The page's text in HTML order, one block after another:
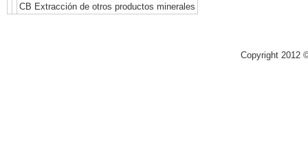
CB Extracción de otros productos minerales
Copyright 2012